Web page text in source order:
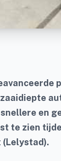
en
te zien
(Lelystad).